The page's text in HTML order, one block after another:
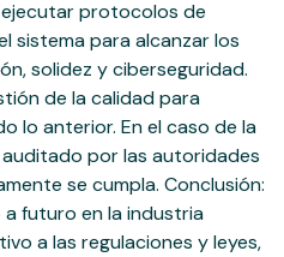
protocolos de
sistema para alcanzar los
solidez y ciberseguridad.
de la calidad para
lo anterior. En el caso de la
por las autoridades
se cumpla. Conclusión:
futuro en la industria
a las regulaciones y leyes,